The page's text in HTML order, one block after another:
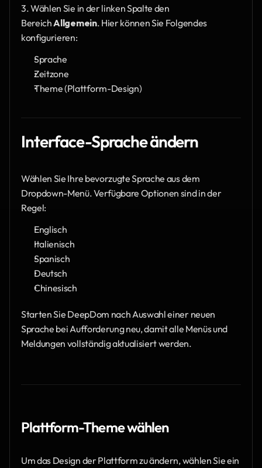
3. Wählen Sie in der linken Spalte den
Bereich Allgemein. Hier können Sie Folgendes
konfigurieren:
Sprache
Zeitzone
Theme (Plattform-Design)
Interface-Sprache ändern
Wählen Sie Ihre bevorzugte Sprache aus dem
Dropdown-Menü. Verfügbare Optionen sind in der
Regel:
Englisch
Italienisch
Spanisch
Deutsch
Chinesisch
Starten Sie DeepDom nach Auswahl einer neuen
Sprache bei Aufforderung neu, damit alle Menüs und
Meldungen vollständig aktualisiert werden.
Plattform-Theme wählen
Um das Design der Plattform zu ändern, wählen Sie ein